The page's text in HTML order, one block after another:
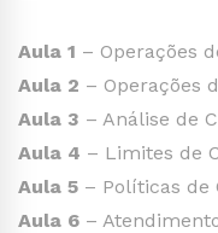
Aula 1 – Operações
Aula 2 – Operações
Aula 3 – Análise de
Aula 4 – Limites de
Aula 5 – Políticas de
Aula 6 –